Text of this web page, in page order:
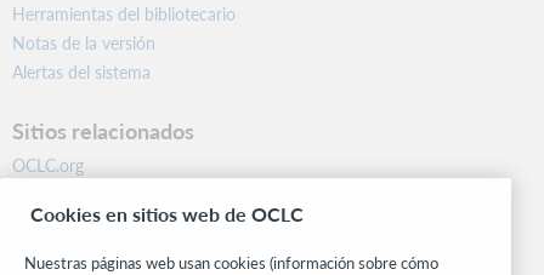
Herramientas del bibliotecario
Notas de la versión
Alertas del sistema
Sitios relacionados
OCLC.org
Centro comunitario
Investigación
Cookies en sitios web de OCLC
Nuestras páginas web usan cookies (información sobre cómo